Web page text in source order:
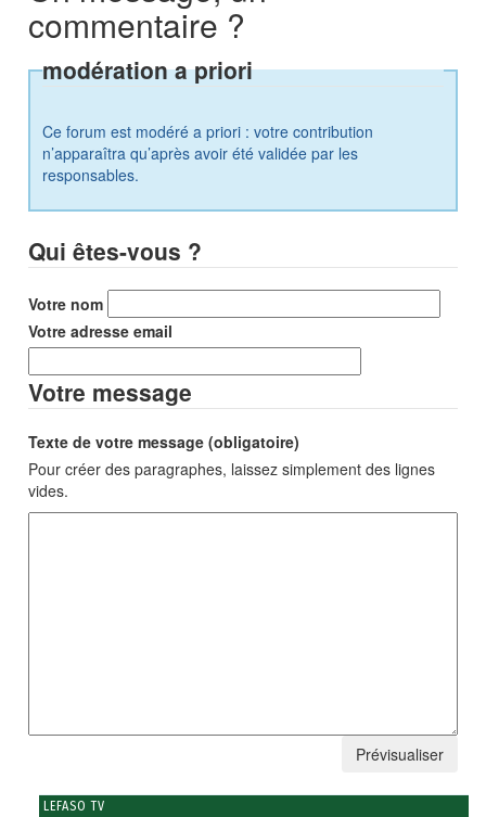
commentaire ?
modération a priori
Ce forum est modéré a priori : votre contribution
n’apparaîtra qu’après avoir été validée par les
responsables.
Qui êtes-vous ?
Votre nom
Votre adresse email
Votre message
Texte de votre message (obligatoire)
Pour créer des paragraphes, laissez simplement des lignes
vides.
LEFASO TV